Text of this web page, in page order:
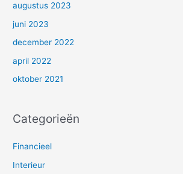
augustus 2023
juni 2023
december 2022
april 2022
oktober 2021
Categorieën
Financieel
Interieur